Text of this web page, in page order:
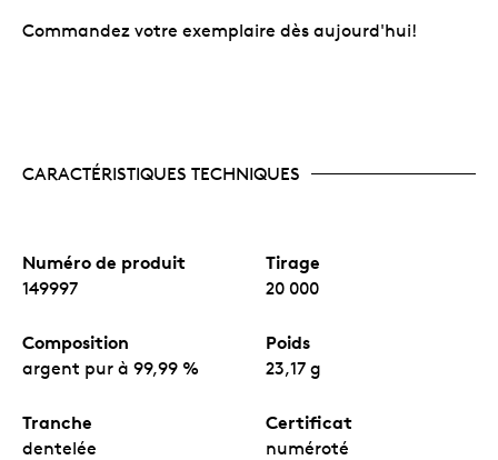
Commandez votre exemplaire dès aujourd'hui!
CARACTÉRISTIQUES TECHNIQUES
Numéro de produit
149997
Tirage
20 000
Composition
argent pur à 99,99 %
Poids
23,17 g
Tranche
dentelée
Certificat
numéroté